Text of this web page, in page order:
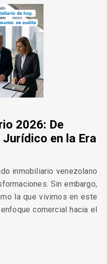
2026: De
en la Era
inmobiliario venezolano
Sin embargo,
la que vivimos en este
comercial hacia el